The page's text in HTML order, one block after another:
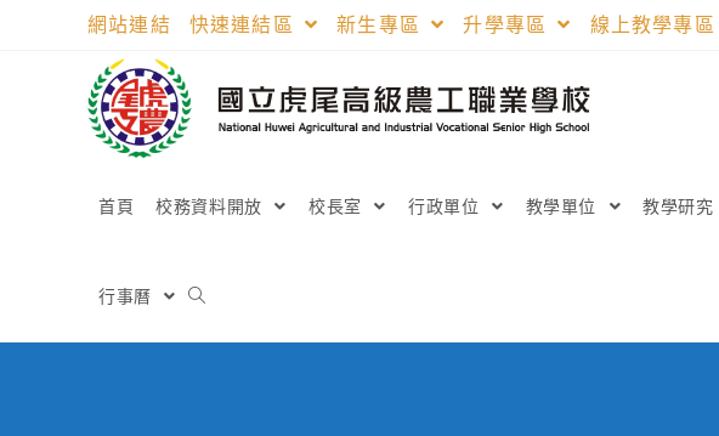
網站連結 快速連結區 新生專區 升學專區 線上教學專區
首頁 校務資料開放 校長室 行政單位 教學單位 教學研究
行事曆